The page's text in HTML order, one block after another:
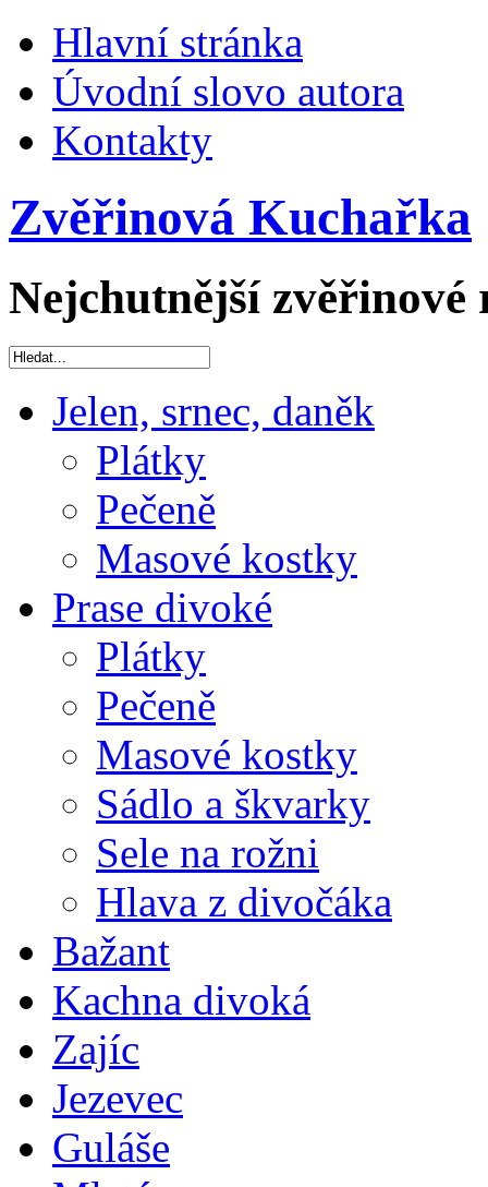
Hlavní stránka
Úvodní slovo autora
Kontakty
Zvěřinová Kuchařka
Nejchutnější zvěřinové
Jelen, srnec, daněk
Plátky
Pečeně
Masové kostky
Prase divoké
Plátky
Pečeně
Masové kostky
Sádlo a škvarky
Sele na rožni
Hlava z divočáka
Bažant
Kachna divoká
Zajíc
Jezevec
Guláše